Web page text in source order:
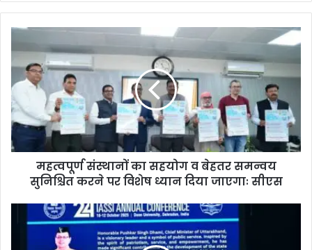
te
महत्वपूर्ण संस्थानों का सहयोग व बेहतर समन्वय
सुनिश्चित करने पर विशेष ध्यान दिया जाएगाः सीएस